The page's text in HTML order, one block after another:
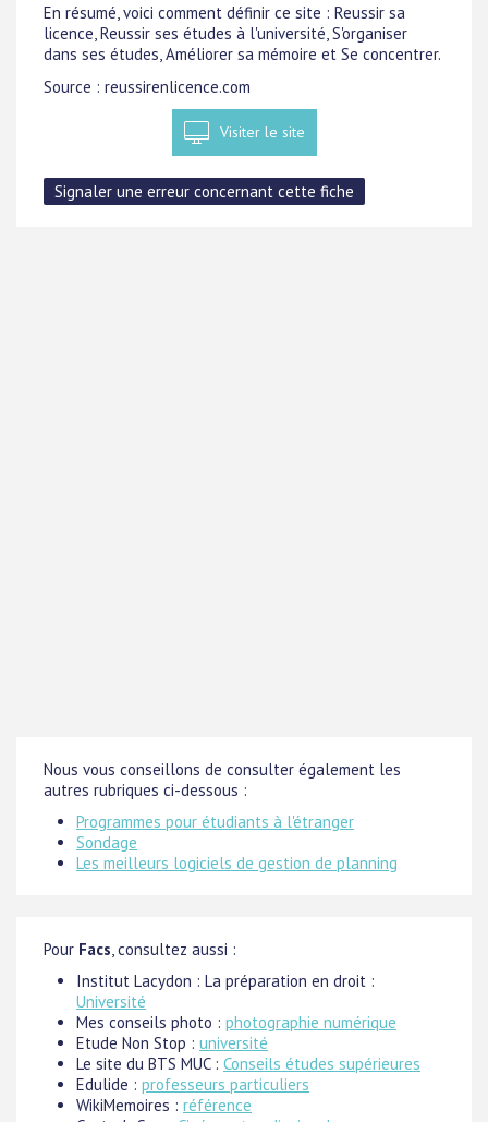
En résumé, voici comment définir ce site : Reussir sa
licence, Reussir ses études à l'université, S'organiser
dans ses études, Améliorer sa mémoire et Se concentrer.
Source : reussirenlicence.com
Visiter le site
Nous vous conseillons de consulter également les
autres rubriques ci-dessous :
Programmes pour étudiants à l'étranger
Sondage
Les meilleurs logiciels de gestion de planning
Pour Facs, consultez aussi :
Institut Lacydon : La préparation en droit :
Université
Mes conseils photo : photographie numérique
Etude Non Stop : université
Le site du BTS MUC : Conseils études supérieures
Edulide : professeurs particuliers
WikiMemoires : référence